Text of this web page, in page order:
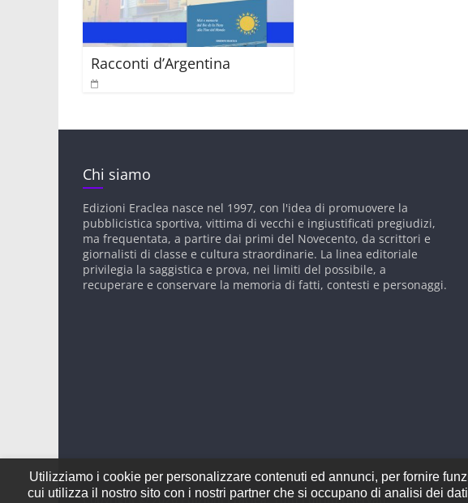
Racconti d’Argentina
Chi siamo
Edizioni Eraclea nasce nel 1997, con l'idea di promuovere la
pubblicistica sportiva, vittima di vecchi e ingiustificati pregiudizi,
ma frequentata, a partire dai primi del Novecento, da scrittori e
giornalisti di classe e cultura straordinarie. La linea editoriale
privilegia la saggistica e prova, nei limiti del possibile, a
recuperare e conservare la memoria di fatti, contesti e personaggi.
Copyright © 2026Edizioni Eraclea. Tutti i diritti riservati.
Utilizziamo i cookie per personalizzare contenuti ed annunci, per fornire
cui utilizza il nostro sito con i nostri partner che si occupano di analisi dei